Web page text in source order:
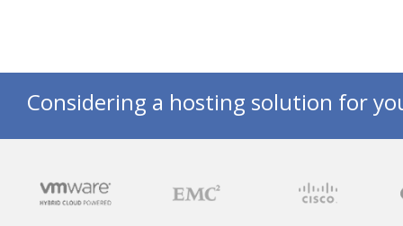
Considering a hosting solution for